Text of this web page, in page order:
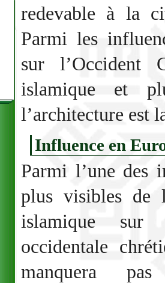
redevable à la
Parmi les
sur l’Occident
islamique et
l’architecture est
Influence en
Parmi l’une des
plus visibles de
islamique sur
occidentale
manquera